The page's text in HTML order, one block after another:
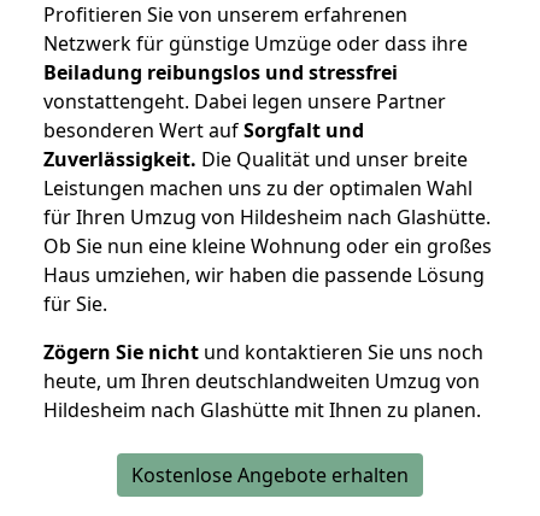
Profitieren Sie von unserem erfahrenen
Netzwerk für günstige Umzüge oder dass ihre
Beiladung reibungslos und stressfrei
vonstattengeht. Dabei legen unsere Partner
besonderen Wert aufSorgfalt und
Zuverlässigkeit. Die Qualität und unser breite
Leistungen machen uns zu der optimalen Wahl
für Ihren Umzug von Hildesheim nach Glashütte.
Ob Sie nun eine kleine Wohnung oder ein großes
Haus umziehen, wir haben die passende Lösung
für Sie.
Zögern Sie nicht und kontaktieren Sie uns noch
heute, um Ihren deutschlandweiten Umzug von
Hildesheim nach Glashütte mit Ihnen zu planen.
Kostenlose Angebote erhalten